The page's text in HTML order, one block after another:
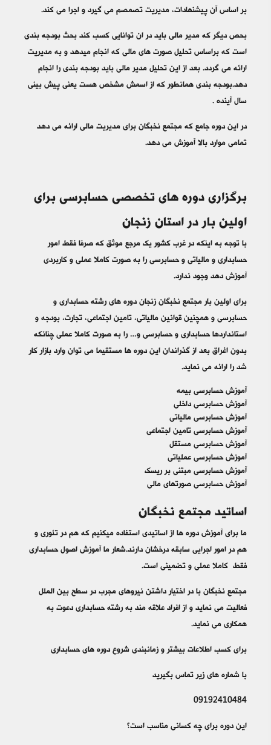
بر اساس آن پیشنهادات، مدیریت تصمصم می گیرد و اجرا می کند.
بحص دیگر که مدیر مالی باید در ان توانایی کسب کند بحث بودجه بندی
است که براساس تحلیل صورت های مالی که انجام میدهد و به مدیریت
ارائه می گردد. بعد از این تحلیل مدیر مالی باید بودجه بندی را انجام
دهد.بودجه بندی همانطور که از اسمش مشخص هست یعنی پیش بینی
سال آینده .
در این دوره جامع که مجتمع نخبگان برای مدیریت مالی ارائه می دهد
تمامی موارد بالا آموزش می دهد.
برگزاری دوره های تخصصی حسابرسی برای
اولین بار در استان زنجان
با توجه به اینکه در غرب کشور یک مرجع موثق که صرفا فقط امور
حسابداری و مالیاتی و حسابرسی را به صورت کاملا عملی و کاربردی
آموزش دهد وجود ندارد.
برای اولین بار مجتمع نخبگان زنجان دوره های رشته حسابداری و
حسابرسی و همچنین قوانین مالیاتی، تامین اجتماعی، تجارت، بودجه و
استانداردها حسابداری و حسابرسی و… را به صورت کاملا عملی چنانکه
بدون اغراق بعد از گذراندان این دوره ها مستقیما می توان وارد بازار کار
شد را ارائه می نماید.
آموزش حسابرسی بیمه
آموزش حسابرسی داخلی
آموزش حسابرسی مالیاتی
آموزش حسابرسی تامین اجتماعی
آموزش حسابرسی مستقل
آموزش حسابرسی عملیاتی
آموزش حسابرسی مبتنی بر ریسک
آموزش حسابرسی صورتهای مالی
اساتید مجتمع نخبگان
ما برای آموزش دوره ها از اساتیدی استفاده میکنیم که هم در تئوری و
هم در امور اجرایی سابقه درخشان دارند.شعار ما آموزش اصول حسابداری
فقط کاملا عملی و تضمینی است.
مجتمع نخبگان با در اختیار داشتن نیروهای مجرب در سطح بین الملل
فعالیت می نماید و از افراد علاقه مند به رشته حسابداری دعوت به
همکاری می نماید.
برای کسب اطلاعات بیشتر و زمانبندی شروع دوره های حسابداری
با شماره های زیر تماس بگیرید
09192410484
این دوره برای چه کسانی مناسب است؟